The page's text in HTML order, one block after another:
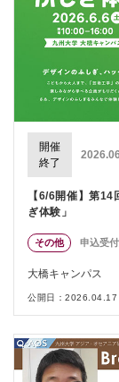
開催
終了
【6/6開催】第
ぎ体験」
その他 申込受
大橋キャンパス
公開日：2026.04.17